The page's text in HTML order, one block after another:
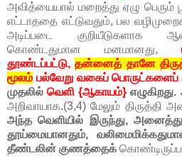
அவித்யையால் மறைத்து ஏழு பெரும்
எட்டாததை எட்டுவதும், பல
அடிப்படை குறியீடுகளாக
கொண்டதுமான மனமானது,
தூண்டப்பட்டு,தன்னைத் தானே
மூலம் பல்வேறு வகைப் பொருட்களைப்
முதலில்வெளி {ஆகாயம்}
அறிவாயாக.(3,4) மேலும்
அந்த வெளியில் இருந்து,
தூய்மையானதும்,
தீண்டலின் குணத்தைக்